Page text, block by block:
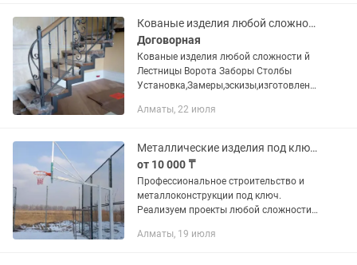
козырьки,...
Кованые изделия любой сложности
Договорная
Кованые изделия любой сложности й
Лестницы Ворота Заборы Столбы
Установка,Замеры,эскизы,изготовлени
Алматы, 22 июля
Металлические изделия под ключ - Алматы, Талдыкорган, Конаев. Гарантия
от 10 000 ₸
Профессиональное строительство и
металлоконструкции под ключ.
Реализуем проекты любой сложности
Мы предлагаем комплексный подход:
Алматы, 19 июля